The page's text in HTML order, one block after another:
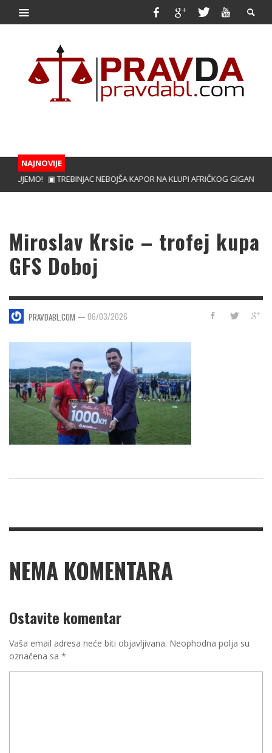
NAJNOVIJE
▣ TREBINJAC NEBOJŠA KAPOR NA KLUPI AFRIČKOG GIGANTA!
Miroslav Krsic – trofej kupa
GFS Doboj
PRAVDABL.COM — 06/03/2026
NEMA KOMENTARA
Ostavite komentar
Vaša email adresa neće biti objavljivana. Neophodna polja su
označena sa *